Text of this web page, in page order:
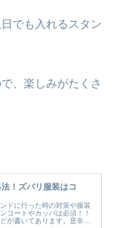
でも入れるスタン
、楽しみがたくさ
！ズバリ服装はコ
ドに行った時の対策や服装
コートやカッパは必須！！
が書いてあります。是非参